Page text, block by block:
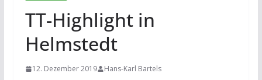
TT-Highlight in
Helmstedt
12. Dezember 2019 Hans-Karl Bartels